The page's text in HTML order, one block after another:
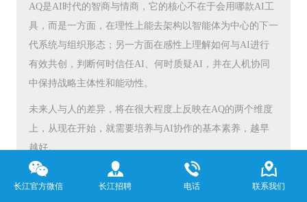
AQ是AI时代的智商与情商，它的核心不在于会用哪款AI工
具，而是一方面，在理性上能去架构以智能体为中心的下一
代系统与组织形态；另一方面在感性上理解如何与AI进行
有效共创，判断何时信任AI、何时质疑AI，并在人机协同
中保持战略主体性和能动性。
未来人与人的差异，将在很大程度上反映在AQ的两个维度
上，从现在开始，就需要培养与AI协作的基本素养，越早
越好。
长江官方微信 长江招聘 电话 联系我们